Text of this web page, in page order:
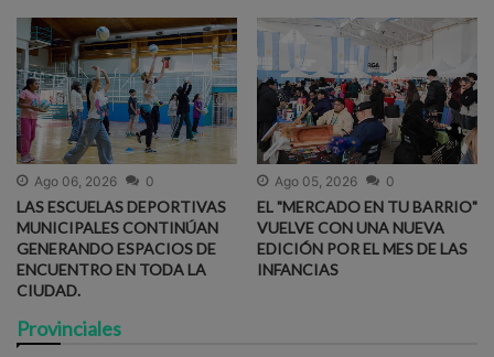
Ago 06, 2026 0
LAS ESCUELAS DEPORTIVAS
MUNICIPALES CONTINÚAN
GENERANDO ESPACIOS DE
ENCUENTRO EN TODA LA
CIUDAD.
Ago 05, 2026 0
EL "MERCADO EN TU BARRIO"
VUELVE CON UNA NUEVA
EDICIÓN POR EL MES DE LAS
INFANCIAS
Provinciales